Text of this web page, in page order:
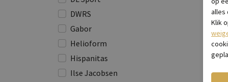
DWRS
Gabor
Helioform
Hispanitas
Ilse Jacobsen
alles
Klik